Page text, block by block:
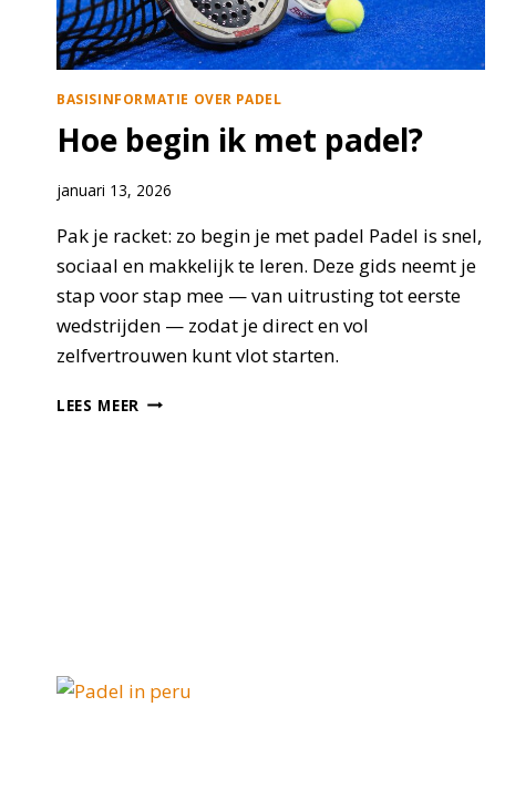
BASISINFORMATIE OVER PADEL
Hoe begin ik met padel?
januari 13, 2026
Pak je racket: zo begin je met padel Padel is snel,
sociaal en makkelijk te leren. Deze gids neemt je
stap voor stap mee — van uitrusting tot eerste
wedstrijden — zodat je direct en vol
zelfvertrouwen kunt vlot starten.
LEES MEER HOE